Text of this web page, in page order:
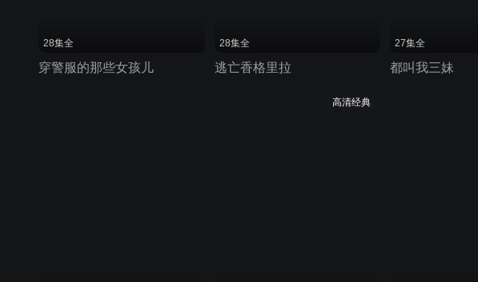
28集全
穿警服的那些女孩儿
28集全
逃亡香格里拉
27集全
都叫我三妹
高清经典